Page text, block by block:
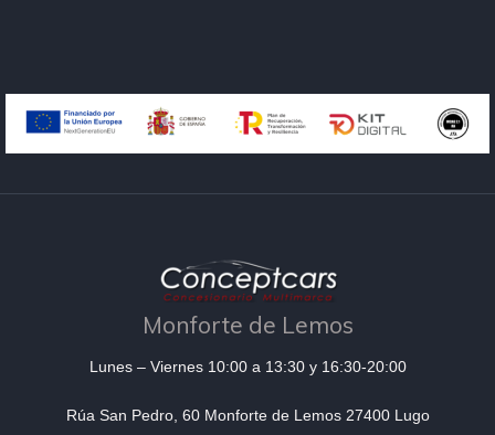
Monforte de Lemos
Lunes – Viernes 10:00 a 13:30 y 16:30-20:00
Rúa San Pedro, 60 Monforte de Lemos 27400 Lugo